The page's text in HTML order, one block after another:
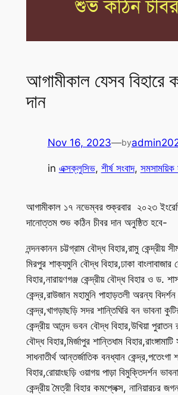
আগামীকাল যেসব বিহারে
দান
Nov 16, 2023—by
in এক্সক্লুসিভ, শীর্ষ সংবাদ, সমসাময়িক
আগামীকাল ১৭ নভেম্বর শুক্রবার ২০২৩
দানোত্তম শুভ কঠিন চীবর দান অনুষ্ঠিত হবে-
নন্দনকানন চট্টগ্রাম বৌদ্ধ বিহার,রামু কেন্দ্রীয়
মিরপুর শাক্যমুনি বৌদ্ধ বিহার,ঢাকা বাংলাবাজার
বিহার,নারায়ণগঞ্জ কেন্দ্রীয় বৌদ্ধ বিহার ও ড.
কেন্দ্র,রাউজান মহামুনি পাহাড়তলী অরন্য বিদর্শন
কেন্দ্র,খাগড়াছড়ি সদর শান্তিঘিরি বন ভাবনা
কেন্দ্রীয় আনন্দ ভবন বৌদ্ধ বিহার,উখিয়া
বৌদ্ধ বিহার,মির্জাপুর শান্তিধাম
সাধনাতীর্থ আন্তর্জাতিক বনধ্যান কেন্দ্র,পতেংগা
বিহার,রোয়াংছড়ি ওয়াগয় পাড়া বিমুক্তিদর্শন
কেন্দ্রীয় মৈত্রী বিহার কমপ্লেক্স, নানিয়ারচর